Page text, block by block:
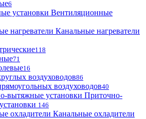
6
Вентиляционные
Канальные нагреватели
118
71
16
воздуховодов86
воздуховодов40
Приточно-
146
Канальные охладители